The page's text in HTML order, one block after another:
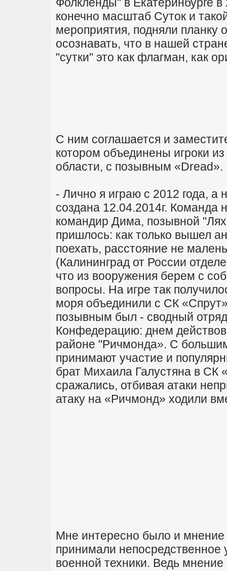
конечно масштаб Суток и
мероприятия, подняли планку
осознавать, что в нашей
"сутки" это как флагман, как
С ним соглашается и
котором объединены игроки
области, с позывным «Dread».
- Лично я играю с 2012 года, а
создана 12.04.2014г. Команда
командир Дима, позывной
пришлось: как только вышел
поехать, расстояние не
(Калининград от России
что из вооружения берем с
вопросы. На игре так
моря объединили с СК
позывным был - сводный
Конфедерацию: днем
районе "Ричмонда». С
принимают участие и
брат Михаила Галустяна в СК
сражались, отбивая атаки
атаку на «Ричмонд» ходили
Мне интересно было и мнение
принимали непосредственное
военной техники. Ведь